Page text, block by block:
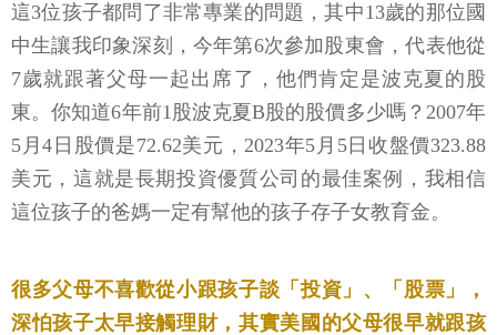
這3位孩子都問了非常專業的問題，其中13歲的那位國
中生讓我印象深刻，今年第6次參加股東會，代表他從
7歲就跟著父母一起出席了，他們肯定是波克夏的股
東。你知道6年前1股波克夏B股的股價多少嗎？2007年
5月4日股價是72.62美元，2023年5月5日收盤價323.88
美元，這就是長期投資優質公司的最佳案例，我相信
這位孩子的爸媽一定有幫他的孩子存子女教育金。
很多父母不喜歡從小跟孩子談「投資」、「股票」，
深怕孩子太早接觸理財，其實美國的父母很早就跟孩